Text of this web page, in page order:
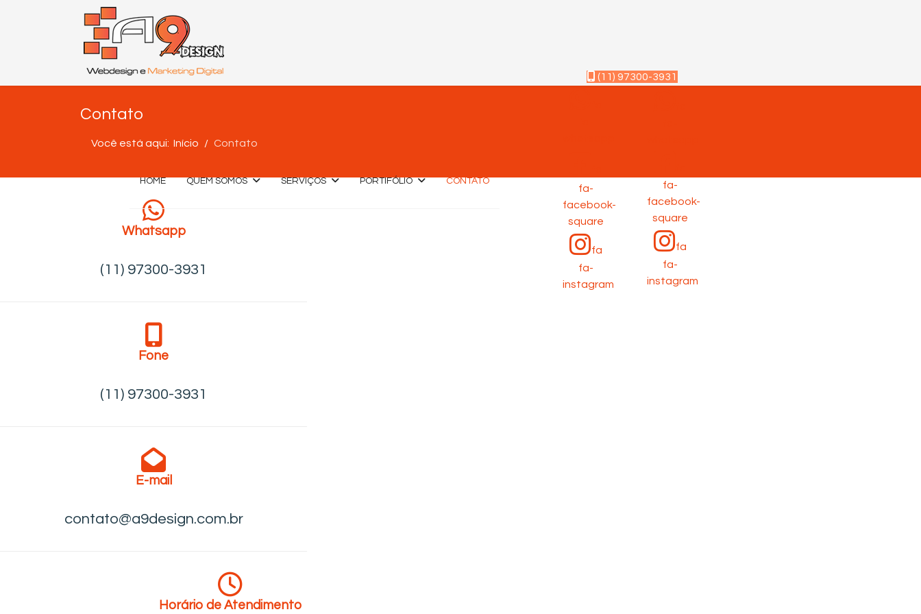
HOME QUEM SOMOS SERVIÇOS PORTIFÓLIO CONTATO
(11) 97300-3931
fa-
facebook-
square
fa
fa-
instagram
fa-
facebook-
square
fa
fa-
instagram
Contato
Você está aqui: Início Contato
Whatsapp
(11) 97300-3931
Fone
(11) 97300-3931
E-mail
contato@a9design.com.br
Horário de Atendimento